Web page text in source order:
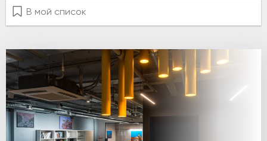
В мой список